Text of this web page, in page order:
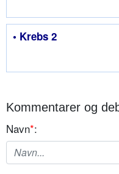
• Krebs 2
Kommentarer og
Navn*: